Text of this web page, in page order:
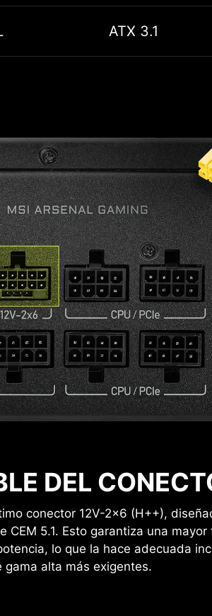
ATX 3.1
DEL
conector 12V-2x6 (H++),
CEM 5.1. Esto garantiza una
lo que la hace adecuada
gama alta más exigentes.
el
que
y
un
su